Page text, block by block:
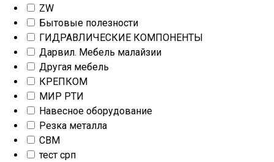
ZW
Бытовые полезности
ГИДРАВЛИЧЕСКИЕ КОМПОНЕНТЫ
Дарвил. Мебель малайзии
Другая мебель
КРЕПКОМ
МИР РТИ
Навесное оборудование
Резка металла
СВМ
тест срп